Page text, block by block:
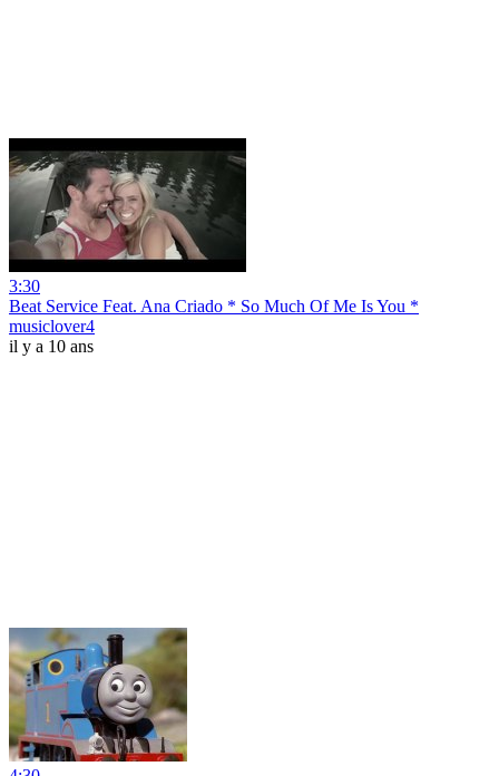
3:30
Beat Service Feat. Ana Criado * So Much Of Me Is You *
musiclover4
il y a 10 ans